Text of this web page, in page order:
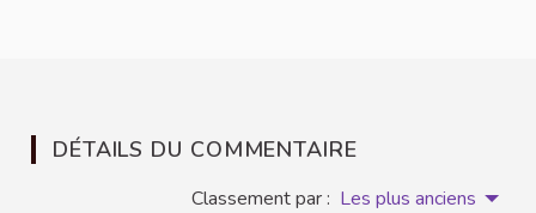
DÉTAILS DU COMMENTAIRE
Classement par : Les plus anciens